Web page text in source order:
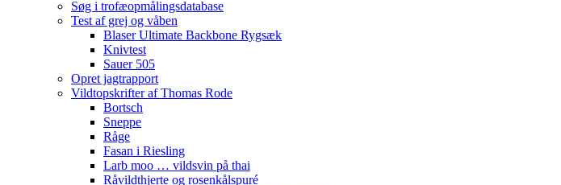
Søg i trofæopmålingsdatabase
Test af grej og våben
Blaser Ultimate Backbone Rygsæk
Knivtest
Sauer 505
Opret jagtrapport
Vildtopskrifter af Thomas Rode
Bortsch
Sneppe
Råge
Fasan i Riesling
Larb moo … vildsvin på thai
Råvildthjerte og rosenkålspuré